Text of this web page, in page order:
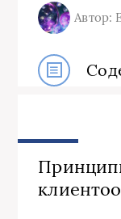
Автор: